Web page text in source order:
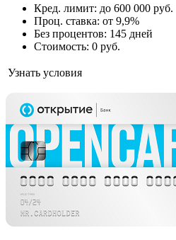
Кред. лимит: до 600 000 руб.
Проц. ставка: от 9,9%
Без процентов: 145 дней
Стоимость: 0 руб.
Узнать условия